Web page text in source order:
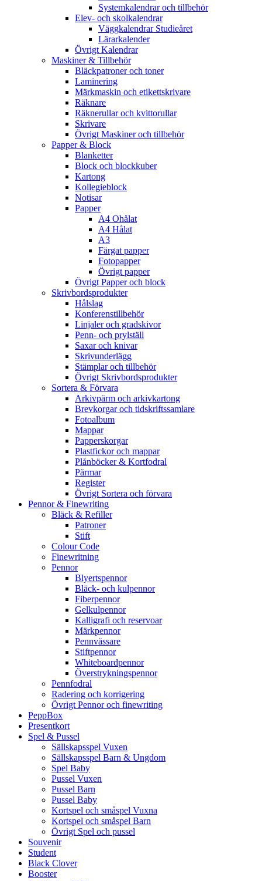
Systemkalendrar och tillbehör
Elev- och skolkalendrar
Väggkalendrar Studieåret
Lärarkalender
Övrigt Kalendrar
Maskiner & Tillbehör
Bläckpatroner och toner
Laminering
Märkmaskin och etikettskrivare
Räknare
Räknerullar och kvittorullar
Skrivare
Övrigt Maskiner och tillbehör
Papper & Block
Blanketter
Block och blockkuber
Kartong
Kollegieblock
Notisar
Papper
A4 Ohålat
A4 Hålat
A3
Färgat papper
Fotopapper
Övrigt papper
Övrigt Papper och block
Skrivbordsprodukter
Hålslag
Konferenstillbehör
Linjaler och gradskivor
Penn- och prylställ
Saxar och knivar
Skrivunderlägg
Stämplar och tillbehör
Övrigt Skrivbordsprodukter
Sortera & Förvara
Arkivpärm och arkivkartong
Brevkorgar och tidskriftssamlare
Fotoalbum
Mappar
Papperskorgar
Plastfickor och mappar
Plånböcker & Kortfodral
Pärmar
Register
Övrigt Sortera och förvara
Pennor & Finewriting
Bläck & Refiller
Patroner
Stift
Colour Code
Finewritning
Pennor
Blyertspennor
Bläck- och kulpennor
Fiberpennor
Gelkulpennor
Kalligrafi och reservoar
Märkpennor
Pennvässare
Stiftpennor
Whiteboardpennor
Överstrykningspennor
Pennfodral
Radering och korrigering
Övrigt Pennor och finewriting
PeppBox
Presentkort
Spel & Pussel
Sällskapsspel Vuxen
Sällskapsspel Barn & Ungdom
Spel Baby
Pussel Vuxen
Pussel Barn
Pussel Baby
Kortspel och småspel Vuxna
Kortspel och småspel Barn
Övrigt Spel och pussel
Souvenir
Student
Black Clover
Booster